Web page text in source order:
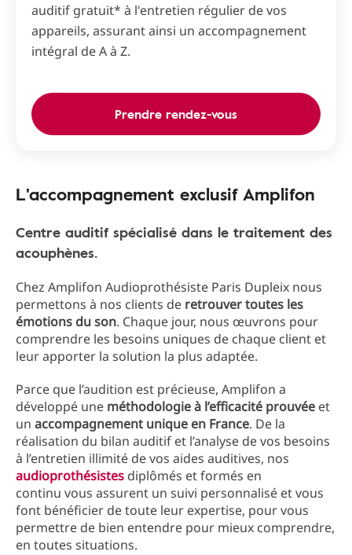
auditif gratuit* à l'entretien régulier de vos
appareils, assurant ainsi un accompagnement
intégral de A à Z.
Prendre rendez-vous
L'accompagnement exclusif Amplifon
Centre auditif spécialisé dans le traitement des
acouphènes.
Chez Amplifon Audioprothésiste Paris Dupleix nous
permettons à nos clients de retrouver toutes les
émotions du son. Chaque jour, nous œuvrons pour
comprendre les besoins uniques de chaque client et
leur apporter la solution la plus adaptée.
Parce que l’audition est précieuse, Amplifon a
développé une méthodologie à l’efficacité prouvée et
un accompagnement unique en France. De la
réalisation du bilan auditif et l’analyse de vos besoins
à l’entretien illimité de vos aides auditives, nos
audioprothésistes diplômés et formés en
continu vous assurent un suivi personnalisé et vous
font bénéficier de toute leur expertise, pour vous
permettre de bien entendre pour mieux comprendre,
en toutes situations.